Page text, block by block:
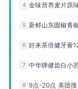
4 金味营养麦片原
5 新鲜山东圆椒青
6 好来茶倍健牙膏
7 中华牌健齿白小
8